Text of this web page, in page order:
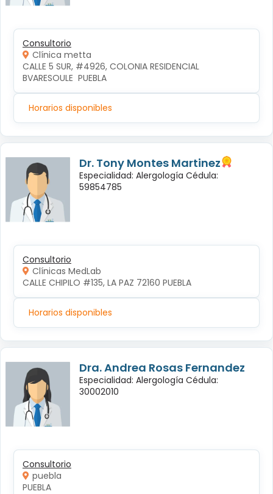
Consultorio
Clínica metta
CALLE 5 SUR, #4926, COLONIA RESIDENCIAL
BVARESOULE  PUEBLA
Horarios disponibles
Dr. Tony Montes Martinez
Especialidad: Alergología Cédula:
59854785
Consultorio
Clínicas MedLab
CALLE CHIPILO #135, LA PAZ 72160 PUEBLA
Horarios disponibles
Dra. Andrea Rosas Fernandez
Especialidad: Alergología Cédula:
30002010
Consultorio
puebla
PUEBLA